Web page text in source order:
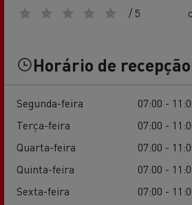
/ 5
Horário de recepção
Segunda-feira
07:00 -
Terça-feira
07:00 -
Quarta-feira
07:00 -
Quinta-feira
07:00 -
Sexta-feira
07:00 -